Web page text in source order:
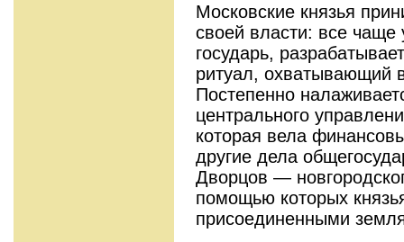
Московские князья
своей власти: все чаще
государь,
ритуал, охватывающий
Постепенно
центрального
которая вела
другие дела
Дворцов —
помощью которых
присоединенными